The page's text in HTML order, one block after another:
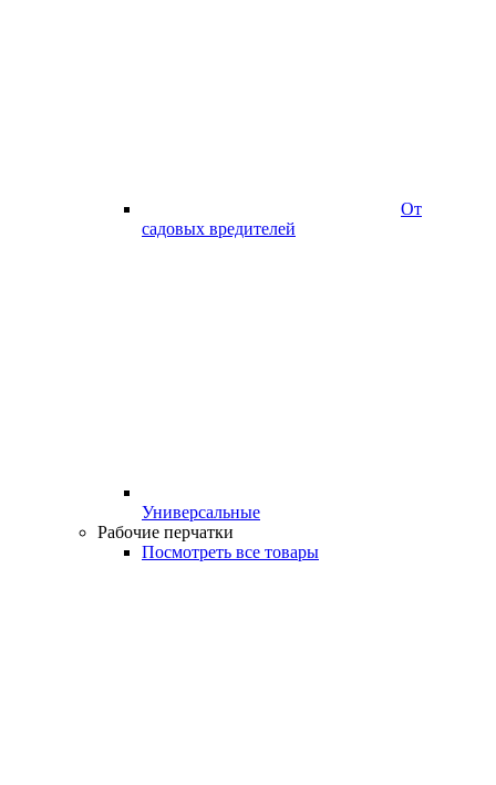
От
садовых вредителей
Универсальные
Рабочие перчатки
Посмотреть все товары